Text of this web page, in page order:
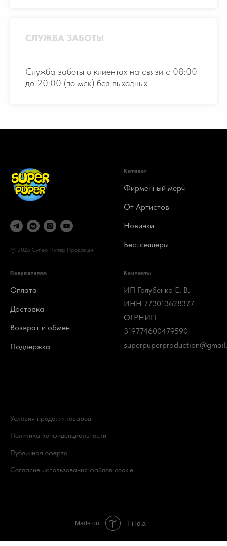
СЛУЖБА ЗАБОТЫ
Служба заботы о клиентах на связи с 08:00
до 20:00 (по мск) без выходных
© 2025 Супер Пупер Продакшн
Каталог
Фирменный мерч
От Артистов
Новинки
Бестселлеры
Покупателям
Оплата
Доставка
Возврат и обмен
Поддержка
Контакты
ИП Голубенко Е. В.
ИНН 773013628377
ОГРНИП
319774600479590
Условия продажи товаров
Политика конфиденциальности
Публичная оферта
Согласие использования файлов cookie
Made on Tilda